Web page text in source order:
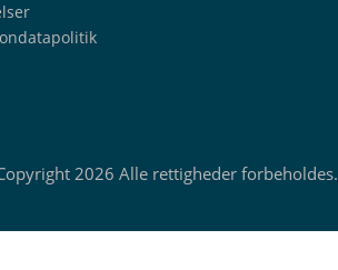
2026 Alle rettigheder forbeholdes.